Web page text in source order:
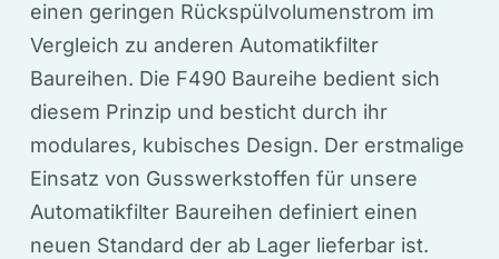
einen geringen Rückspülvolumenstrom im
Vergleich zu anderen Automatikfilter
Baureihen. Die F490 Baureihe bedient sich
diesem Prinzip und besticht durch ihr
modulares, kubisches Design. Der erstmalige
Einsatz von Gusswerkstoffen für unsere
Automatikfilter Baureihen definiert einen
neuen Standard der ab Lager lieferbar ist.